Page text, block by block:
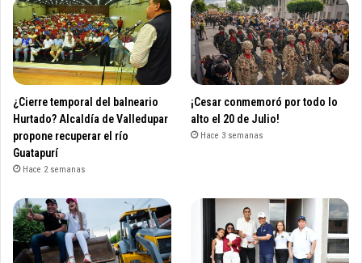
¿Cierre temporal del balneario
Hurtado? Alcaldía de Valledupar
propone recuperar el río
Guatapurí
Hace 2 semanas
¡Cesar conmemoró por todo lo
alto el 20 de Julio!
Hace 3 semanas